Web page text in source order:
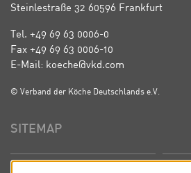
Steinlestraße 32 60596 Frankfurt
Tel. +49 69 63 0006-0
Fax +49 69 63 0006-10
E-Mail: koeche@vkd.com
© Verband der Köche Deutschlands e.V.
SITEMAP